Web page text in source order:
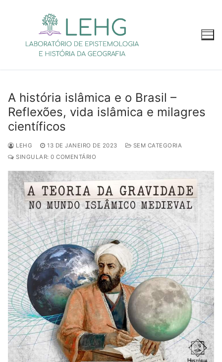
conteúdo
A história islâmica e o Brasil –
Reflexões, vida islâmica e milagres
científicos
LEHG 13 DE JANEIRO DE 2023
SEM CATEGORIA
SINGULAR: 0 COMENTÁRIO